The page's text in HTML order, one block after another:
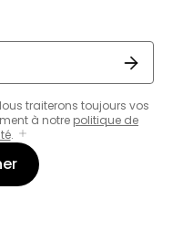
traiterons toujours vos
à notre politique de
.